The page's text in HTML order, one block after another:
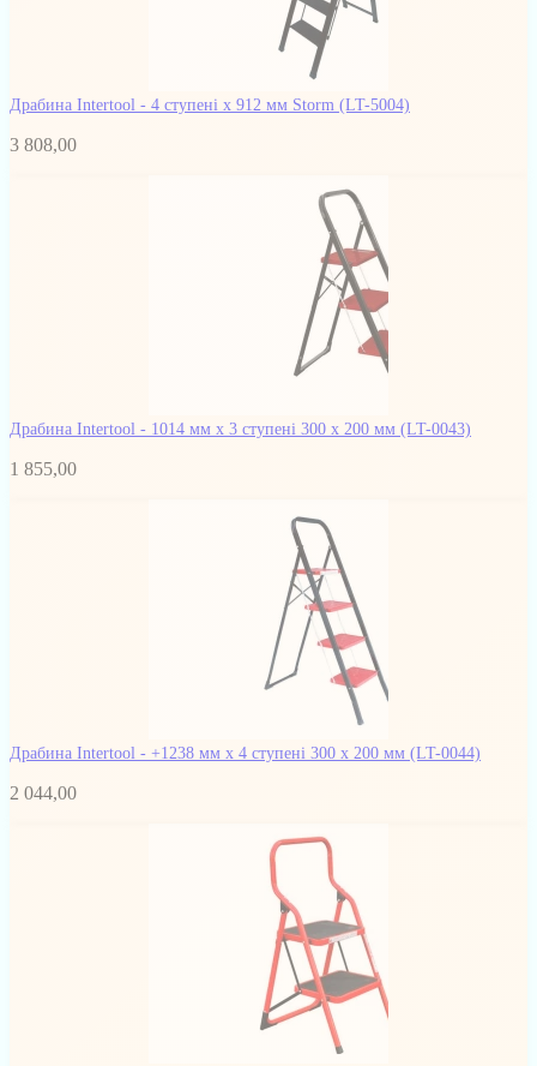
Драбина Intertool - 4 ступені x 912 мм Storm (LT-5004)
3 808,00
Драбина Intertool - 1014 мм х 3 ступені 300 х 200 мм (LT-0043)
1 855,00
Драбина Intertool - +1238 мм х 4 ступені 300 х 200 мм (LT-0044)
2 044,00